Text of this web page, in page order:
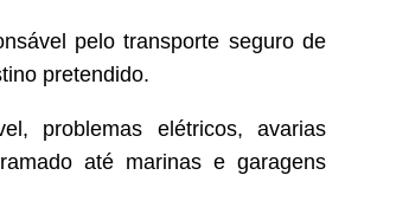
pelo transporte seguro de
pretendido.
problemas elétricos, avarias
até marinas e garagens